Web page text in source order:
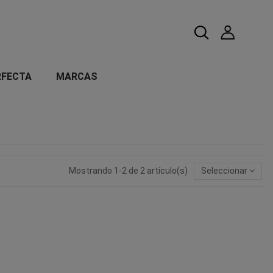
MARCAS
Mostrando 1-2 de 2 artículo(s) Seleccionar